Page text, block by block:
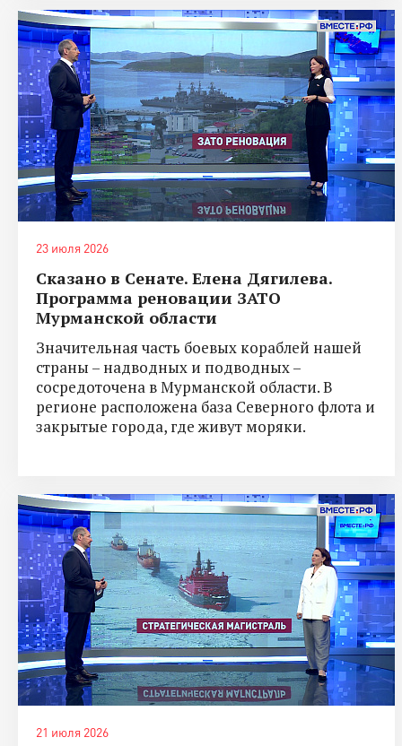
23 июля 2026
Сказано в Сенате. Елена Дягилева.
Программа реновации ЗАТО
Мурманской области
Значительная часть боевых кораблей нашей
страны – надводных и подводных –
сосредоточена в Мурманской области. В
регионе расположена база Северного флота и
закрытые города, где живут моряки.
21 июля 2026